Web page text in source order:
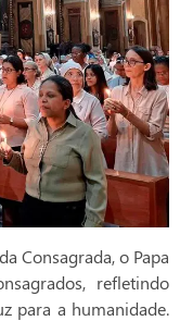
Consagrada, o Papa
refletindo
para a humanidade.